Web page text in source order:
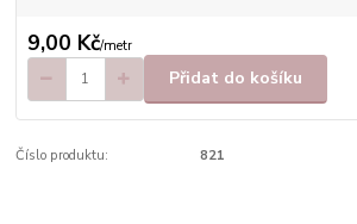
9,00 Kč/metr
Přidat do košíku
Číslo produktu: 821